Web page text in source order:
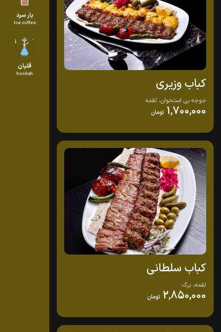
بار سرد
Ice coffee
قلیان
hookah
کباب وزیری
جوجه بی استخوان، لقمه
1,700,000 تومان
کباب سلطانی
لقمه، برگ
2,850,000 تومان